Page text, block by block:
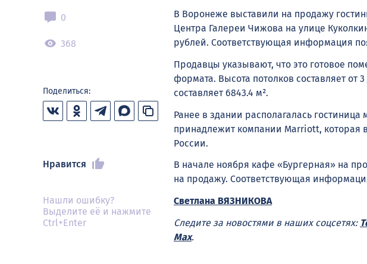
0
368
Поделиться:
Нравится
Нашли ошибку?
Выделите её и нажмите
Ctrl+Enter
В Воронеже выставили на продажу
Центра Галереи Чижова на улице
рублей. Соответствующая информация
Продавцы указывают, что это готовое
формата. Высота потолков составляет
составляет 6843.4 м².
Ранее в здании располагалась
принадлежит компании Marriott, которая
России.
В начале ноября кафе «Бургерная» на
на продажу. Соответствующая
Светлана ВЯЗНИКОВА
Следите за новостями в наших соцсетях:
Max.